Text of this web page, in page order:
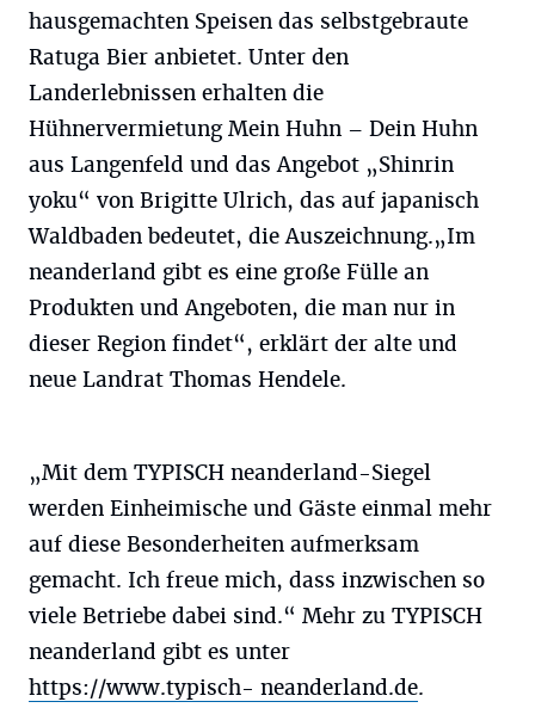
hausgemachten Speisen das selbstgebraute
Ratuga Bier anbietet. Unter den
Landerlebnissen erhalten die
Hühnervermietung Mein Huhn – Dein Huhn
aus Langenfeld und das Angebot „Shinrin
yoku“ von Brigitte Ulrich, das auf japanisch
Waldbaden bedeutet, die Auszeichnung.„Im
neanderland gibt es eine große Fülle an
Produkten und Angeboten, die man nur in
dieser Region findet“, erklärt der alte und
neue Landrat Thomas Hendele.
„Mit dem TYPISCH neanderland-Siegel
werden Einheimische und Gäste einmal mehr
auf diese Besonderheiten aufmerksam
gemacht. Ich freue mich, dass inzwischen so
viele Betriebe dabei sind.“ Mehr zu TYPISCH
neanderland gibt es unter
https://www.typisch- neanderland.de.